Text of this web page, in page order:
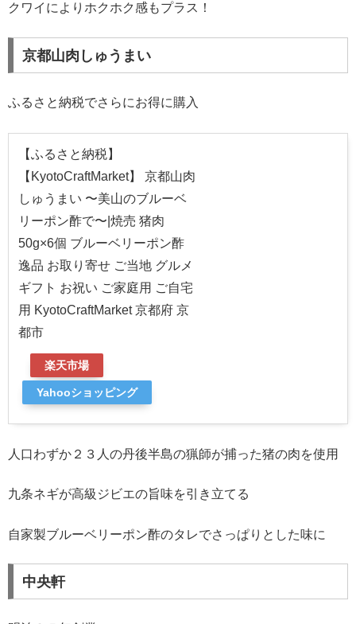
クワイによりホクホク感もプラス！
京都山肉しゅうまい
ふるさと納税でさらにお得に購入
【ふるさと納税】
【KyotoCraftMarket】 京都山肉
しゅうまい 〜美山のブルーベ
リーポン酢で〜|焼売 猪肉
50g×6個 ブルーベリーポン酢
逸品 お取り寄せ ご当地 グルメ
ギフト お祝い ご家庭用 ご自宅
用 KyotoCraftMarket 京都府 京
都市
楽天市場
Yahooショッピング
人口わずか２３人の丹後半島の猟師が捕った猪の肉を使用
九条ネギが高級ジビエの旨味を引き立てる
自家製ブルーベリーポン酢のタレでさっぱりとした味に
中央軒